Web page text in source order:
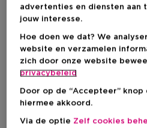
advertenties en diensten aan
jouw interesse.
Hoe doen we dat? We
website en verzamelen
zich door onze website
privacybeleid
Door op de “Accepteer” knop
hiermee akkoord.
Via de optie Zelf cookies